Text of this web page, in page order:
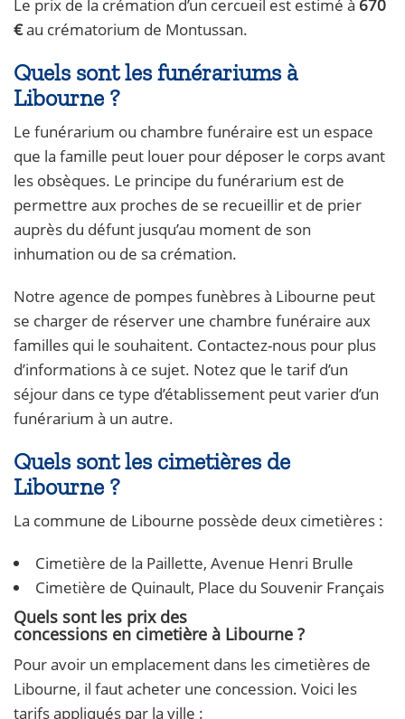
Le prix de la crémation d’un cercueil est estimé à 670
€au crématorium de Montussan.
Quels sont les funérariums à
Libourne ?
Le funérarium ou chambre funéraire est un espace
que la famille peut louer pour déposer le corps avant
les obsèques. Le principe du funérarium est de
permettre aux proches de se recueillir et de prier
auprès du défunt jusqu’au moment de son
inhumation ou de sa crémation.
Notre agence de pompes funèbres à Libourne peut
se charger de réserver une chambre funéraire aux
familles qui le souhaitent. Contactez-nous pour plus
d’informations à ce sujet. Notez que le tarif d’un
séjour dans ce type d’établissement peut varier d’un
funérarium à un autre.
Quels sont les cimetières de
Libourne ?
La commune de Libourne possède deux cimetières :
Cimetière de la Paillette, Avenue Henri Brulle
Cimetière de Quinault, Place du Souvenir Français
Quels sont les prix des
concessions en cimetière à Libourne ?
Pour avoir un emplacement dans les cimetières de
Libourne, il faut acheter une concession. Voici les
tarifs appliqués par la ville :